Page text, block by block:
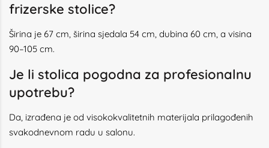
frizerske stolice?
Širina je 67 cm, širina sjedala 54 cm, dubina 60 cm, a visina
90–105 cm.
Je li stolica pogodna za profesionalnu
upotrebu?
Da, izrađena je od visokokvalitetnih materijala prilagođenih
svakodnevnom radu u salonu.